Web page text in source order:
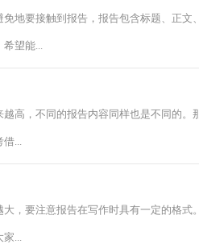
地要接触到报告，报告包含标题、正文
希望能...
高，不同的报告内容同样也是不同的。
借...
，要注意报告在写作时具有一定的格式
家...